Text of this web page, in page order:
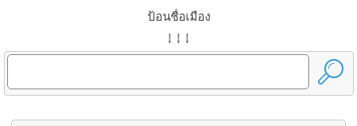
ป้อนชื่อเมือง
↓ ↓ ↓